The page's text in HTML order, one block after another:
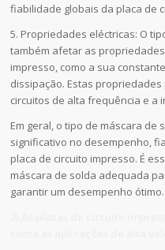
fiabilidade globais da placa de
5. Propriedades eléctricas: O
também afetar as
impresso, como a sua
dissipação. Estas
circuitos de alta frequência e a
Em geral, o tipo de máscara
significativo no desempenho,
placa de circuito impresso. É
máscara de solda adequada
garantir um desempenho ótimo.